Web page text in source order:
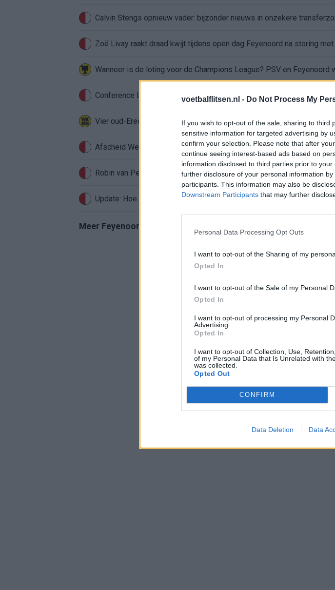
voetbalflitsen.nl - Do Not Process My
If you wish to opt-out of the sale, sharing to third
sensitive information for targeted advertising by
confirm your selection. Please note that after
continue seeing interest-based ads based on
information disclosed to third parties prior to
further disclosure of your personal information
participants. This information may also be
Downstream Participants that may further
Personal Data Processing Opt Outs
I want to opt-out of the Sharing of my
Opted In
I want to opt-out of the Sale of my Personal
Opted In
I want to opt-out of processing my Personal
Advertising.
Opted In
I want to opt-out of Collection, Use,
of my Personal Data that Is Unrelated with
was collected.
Opted Out
CONFIRM
Data Deletion Data
Calvin Stengs opnieuw vader: bijzonder nieuws in onzekere
Zoë Livay raakt draad kwijt tijdens open dag Feyenoord na storing met
Conference League-ophef: Hamrun uitgeschakeld na omstreden
Vier oud-Eredivisionisten kunnen wereldkampioen worden
Afscheid Wellenreuther roept iconisch Ajax-moment weer in
Robin van Persie zwijgt al veertig dagen: waarom blijft het zo stil?
Update: Hoe gaat het nu met Royston Drenthe
Meer Feyenoord-nieuws